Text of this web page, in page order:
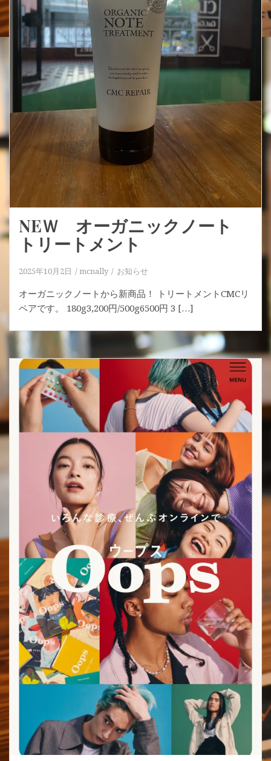
NEＷ オーガニックノート
トリートメント
2025年10月2日 mcnally お知らせ
オーガニックノートから新商品！ トリートメントCMCリ
ペアです。 180g3,200円/500g6500円 3 […]